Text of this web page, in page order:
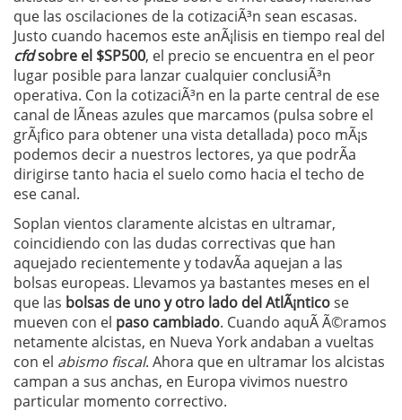
que las oscilaciones de la cotizaciÃ³n sean escasas.
Justo cuando hacemos este anÃ¡lisis en tiempo real del
cfdsobre el $SP500, el precio se encuentra en el peor
lugar posible para lanzar cualquier conclusiÃ³n
operativa. Con la cotizaciÃ³n en la parte central de ese
canal de lÃ­neas azules que marcamos (pulsa sobre el
grÃ¡fico para obtener una vista detallada) poco mÃ¡s
podemos decir a nuestros lectores, ya que podrÃ­a
dirigirse tanto hacia el suelo como hacia el techo de
ese canal.
Soplan vientos claramente alcistas en ultramar,
coincidiendo con las dudas correctivas que han
aquejado recientemente y todavÃ­a aquejan a las
bolsas europeas. Llevamos ya bastantes meses en el
que las bolsas de uno y otro lado del AtlÃ¡nticose
mueven con el paso cambiado. Cuando aquÃ­ Ã©ramos
netamente alcistas, en Nueva York andaban a vueltas
con el abismo fiscal. Ahora que en ultramar los alcistas
campan a sus anchas, en Europa vivimos nuestro
particular momento correctivo.